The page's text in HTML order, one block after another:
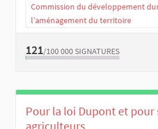
Commission du développement
l’aménagement du territoire
121/100 000 SIGNATURES
Pour la loi Dupont et
agriculteurs